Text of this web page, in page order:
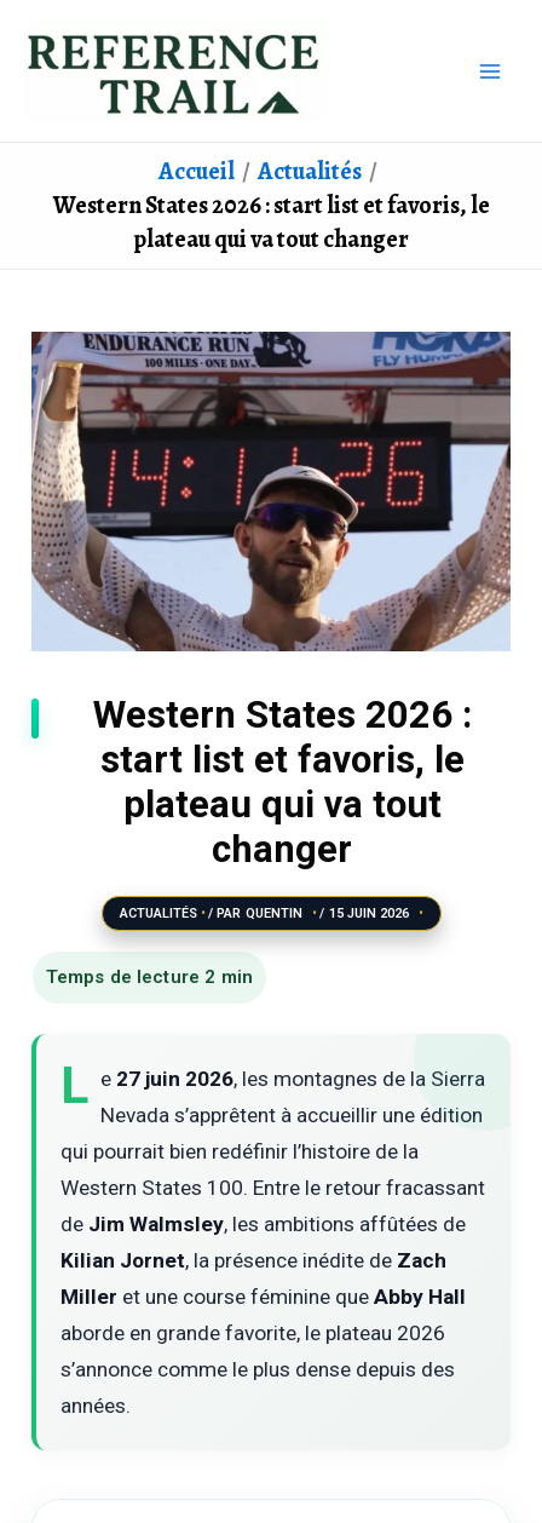
Accueil
Actualités
Western States 2026 : start list et favoris, le
plateau qui va tout changer
Western States 2026 :
start list et favoris, le
plateau qui va tout
changer
ACTUALITÉS / PAR QUENTIN / 15 JUIN 2026
L e 27 juin 2026, les montagnes de la Sierra
Nevada s’apprêtent à accueillir une édition
qui pourrait bien redéfinir l’histoire de la
Western States 100. Entre le retour fracassant
de Jim Walmsley, les ambitions affûtées de
Kilian Jornet, la présence inédite de Zach
Miller et une course féminine queAbby Hall
aborde en grande favorite, le plateau 2026
s’annonce comme le plus dense depuis des
années.